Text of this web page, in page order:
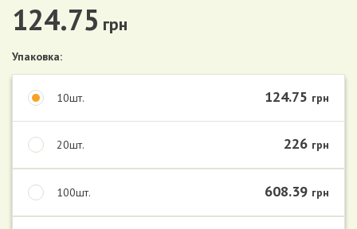
124.75 грн
Упаковка:
10шт. 124.75 грн
20шт. 226 грн
100шт. 608.39 грн